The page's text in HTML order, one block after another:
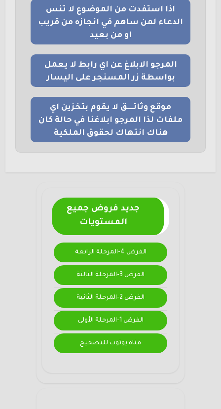
اذا استفدت من الموضوع لا تنس
الدعاء لمن ساهم في انجازه من قريب
او من بعيد
المرجو الابلاغ عن اي رابط لا يعمل
بواسطة زر المسنجر على اليسار
موقع وثائــــق لا يقوم بتخزين اي
ملفات لذا المرجو ابلاغنا في حالة كان
هناك انتهاك لحقوق الملكية
جديد فروض جميع
المستويات
الفرض 4-المرحلة الرابعة
الفرض 3-المرحلة الثالثة
الفرض 2-المرحلة الثانية
الفرض 1-المرحلة الأولى
قناة يوتوب للتصحيح